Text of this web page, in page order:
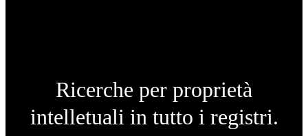
Ricerche per proprietà
intelletuali in tutto i registri.